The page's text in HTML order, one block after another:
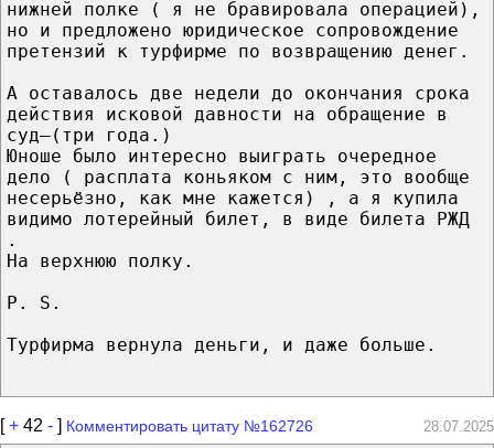
нижней полке ( я не бравировала операцией),
но и предложено юридическое сопровождение
претензий к турфирме по возвращению денег.
А оставалось две недели до окончания срока
действия исковой давности на обращение в
суд—(три года.)
Юноше было интересно выиграть очередное
дело ( расплата коньяком с ним, это вообще
несерьёзно, как мне кажется) , а я купила
видимо лотерейный билет, в виде билета РЖД
.
На верхнюю полку.
P. S.
Турфирма вернула деньги, и даже больше.
[+ 42 - ] Комментировать цитату №162726 28.07.2025